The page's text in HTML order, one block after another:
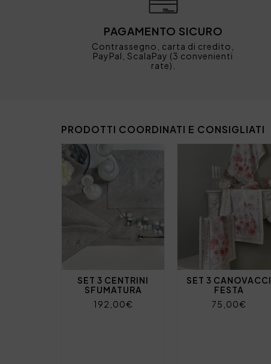
PAGAMENTO SICURO
Contrassegno, carta di credito,
PayPal, ScalaPay (3 convenienti
rate).
PRODOTTI COORDINATI E CONSIGLIATI
SET 3 CENTRINI
SFUMATURA
192,00€
SET 3 CANOVACCI
FESTA
75,00€